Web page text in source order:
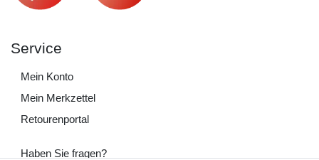
Service
Mein Konto
Mein Merkzettel
Retourenportal
Haben Sie fragen?